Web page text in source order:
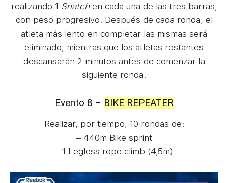
realizando 1 Snatchen cada una de las tres barras,
con peso progresivo. Después de cada ronda, el
atleta más lento en completar las mismas será
eliminado, mientras que los atletas restantes
descansarán 2 minutos antes de comenzar la
siguiente ronda.
Evento 8 – BIKE REPEATER
Realizar, por tiempo, 10 rondas de:
– 440m Bike sprint
– 1 Legless rope climb (4,5m)